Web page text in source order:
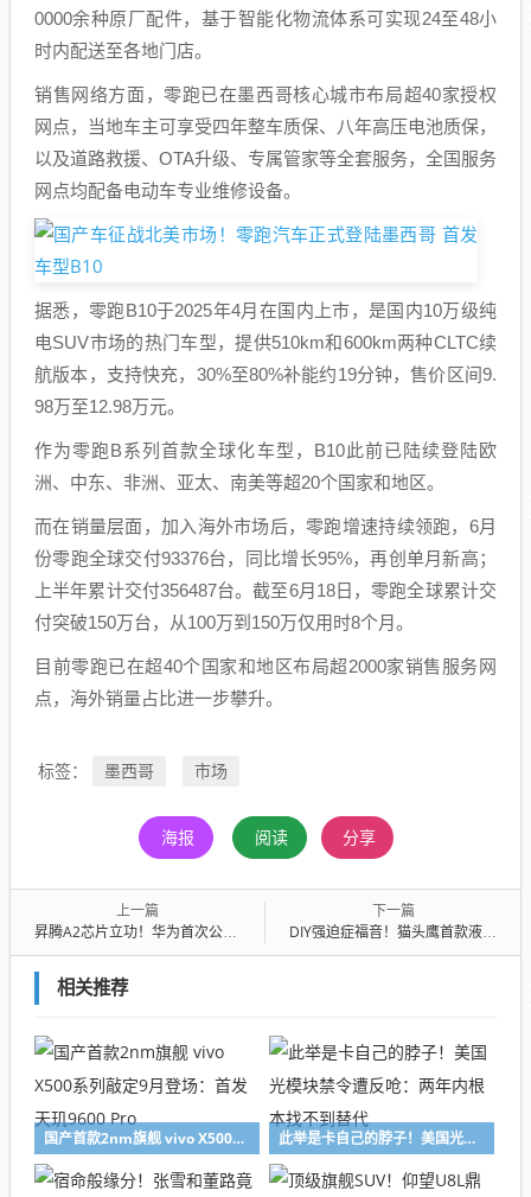
0000余种原厂配件，基于智能化物流体系可实现24至48小
时内配送至各地门店。
销售网络方面，零跑已在墨西哥核心城市布局超40家授权
网点，当地车主可享受四年整车质保、八年高压电池质保，
以及道路救援、OTA升级、专属管家等全套服务，全国服务
网点均配备电动车专业维修设备。
据悉，零跑B10于2025年4月在国内上市，是国内10万级纯
电SUV市场的热门车型，提供510km和600km两种CLTC续
航版本，支持快充，30%至80%补能约19分钟，售价区间9.
98万至12.98万元。
作为零跑B系列首款全球化车型，B10此前已陆续登陆欧
洲、中东、非洲、亚太、南美等超20个国家和地区。
而在销量层面，加入海外市场后，零跑增速持续领跑，6月
份零跑全球交付93376台，同比增长95%，再创单月新高；
上半年累计交付356487台。截至6月18日，零跑全球累计交
付突破150万台，从100万到150万仅用时8个月。
目前零跑已在超40个国家和地区布局超2000家销售服务网
点，海外销量占比进一步攀升。
标签： 墨西哥 市场
海报 阅读 分享
上一篇
昇腾A2芯片立功！华为首次公开美团LongCat-2.0部署细节：推理仅20ms
下一篇
DIY强迫症福音！猫头鹰首款液冷散热器NL-LC1黑化版年底发布
相关推荐
国产首款2nm旗舰 vivo X500系列敲定9月登场：首发天玑9600 Pro 此举是卡自己的脖子！美国光模块禁令遭反呛：两年内根本找不到替代